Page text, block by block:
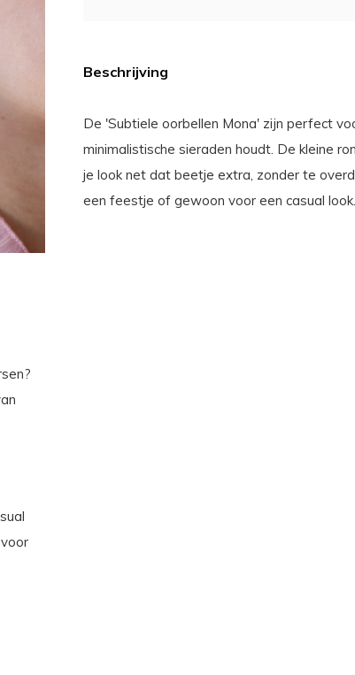
Beschrijving
De 'Subtiele oorbellen Mona' zijn perfect
minimalistische sieraden houdt. De kleine
je look net dat beetje extra, zonder te
een feestje of gewoon voor een casual look.